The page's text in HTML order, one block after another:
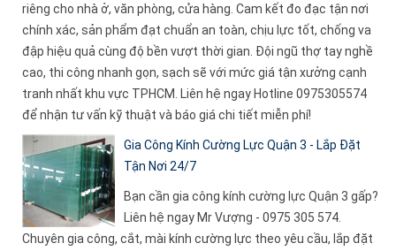
riêng cho nhà ở, văn phòng, cửa hàng. Cam kết đo đạc tận nơi
chính xác, sản phẩm đạt chuẩn an toàn, chịu lực tốt, chống va
đập hiệu quả cùng độ bền vượt thời gian. Đội ngũ thợ tay nghề
cao, thi công nhanh gọn, sạch sẽ với mức giá tận xưởng cạnh
tranh nhất khu vực TPHCM. Liên hệ ngay Hotline 0975305574
để nhận tư vấn kỹ thuật và báo giá chi tiết miễn phí!
Gia Công Kính Cường Lực Quận 3 - Lắp Đặt
Tận Nơi 24/7
Bạn cần gia công kính cường lực Quận 3 gấp?
Liên hệ ngay Mr Vượng - 0975 305 574.
Chuyên gia công, cắt, mài kính cường lực theo yêu cầu, lắp đặt